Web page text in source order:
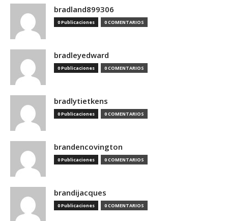
bradland899306
0 Publicaciones 0 COMENTARIOS
bradleyedward
0 Publicaciones 0 COMENTARIOS
bradlytietkens
0 Publicaciones 0 COMENTARIOS
brandencovington
0 Publicaciones 0 COMENTARIOS
brandijacques
0 Publicaciones 0 COMENTARIOS